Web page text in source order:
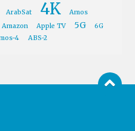
ArabSat 4K
Amos
Amazon Apple TV 5G
6G
4 ABS-2